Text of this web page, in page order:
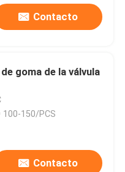
Contacto
goma de la válvula
100-150/PCS
Contacto